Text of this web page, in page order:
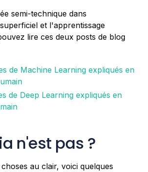
semi-technique dans
et l'apprentissage
lire ces deux posts de blog
de Machine Learning expliqués en
de Deep Learning expliqués en
n'est pas ?
au clair, voici quelques